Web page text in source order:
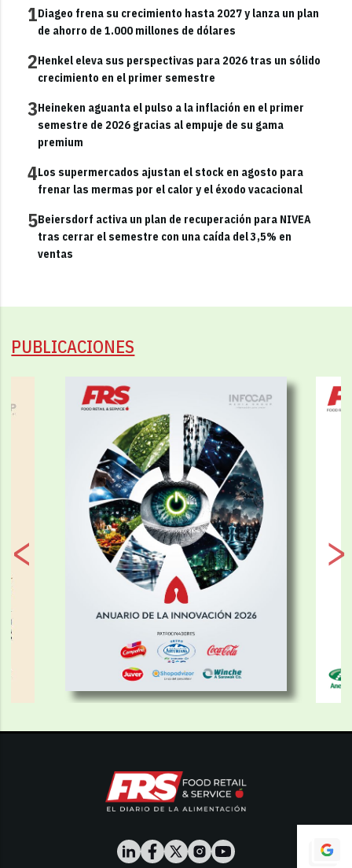
1Diageo frena su crecimiento hasta 2027 y lanza un plan
de ahorro de 1.000 millones de dólares
2Henkel eleva sus perspectivas para 2026 tras un sólido
crecimiento en el primer semestre
3Heineken aguanta el pulso a la inflación en el primer
semestre de 2026 gracias al empuje de su gama
premium
4Los supermercados ajustan el stock en agosto para
frenar las mermas por el calor y el éxodo vacacional
5Beiersdorf activa un plan de recuperación para NIVEA
tras cerrar el semestre con una caída del 3,5% en
ventas
PUBLICACIONES